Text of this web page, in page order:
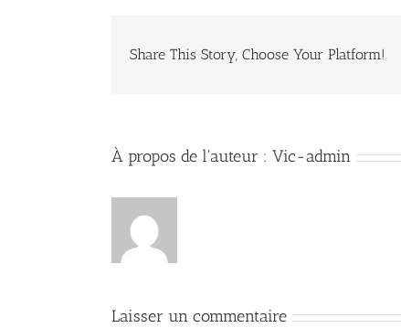
Share This Story, Choose Your Platform!
À propos de l'auteur : Vic-admin
Laisser un commentaire